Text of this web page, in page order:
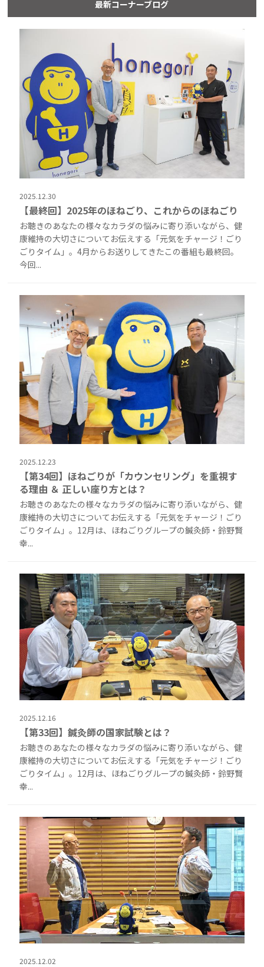
最新コーナーブログ
2025.12.30
【最終回】2025年のほねごり、これからのほねごり
お聴きのあなたの様々なカラダの悩みに寄り添いながら、健
康維持の大切さについてお伝えする「元気をチャージ！ごり
ごりタイム」。4月からお送りしてきたこの番組も最終回。
今回...
2025.12.23
【第34回】ほねごりが「カウンセリング」を重視す
る理由 ＆ 正しい座り方とは？
お聴きのあなたの様々なカラダの悩みに寄り添いながら、健
康維持の大切さについてお伝えする「元気をチャージ！ごり
ごりタイム」。12月は、ほねごりグループの鍼灸師・鈴野賢
幸...
2025.12.16
【第33回】鍼灸師の国家試験とは？
お聴きのあなたの様々なカラダの悩みに寄り添いながら、健
康維持の大切さについてお伝えする「元気をチャージ！ごり
ごりタイム」。12月は、ほねごりグループの鍼灸師・鈴野賢
幸...
2025.12.02